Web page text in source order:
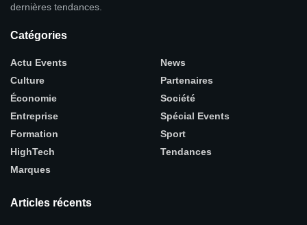
dernières tendances.
Catégories
Actu Events
Culture
Économie
Entreprise
Formation
HighTech
Marques
News
Partenaires
Société
Spécial Events
Sport
Tendances
Articles récents